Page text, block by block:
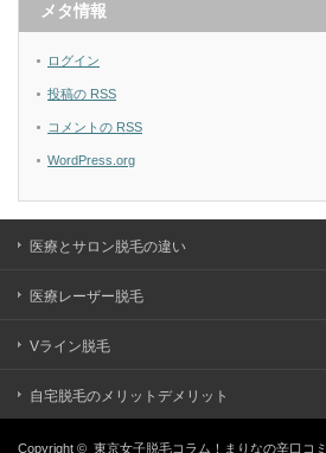
メタ情報
ログイン
投稿の RSS
コメントの RSS
WordPress.org
医療とサロン脱毛の違い
医療レーザー脱毛
Vライン脱毛
自宅脱毛のメリットデメリット
Copyright © 東京女子脱毛コラム！まりなの辛口コミ